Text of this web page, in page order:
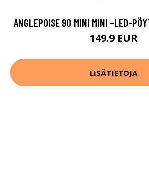
ANGLEPOISE 90 MINI MINI -LED-
149.9 EUR
LISÄTIETOJA